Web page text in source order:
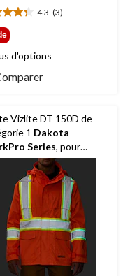
4.3 (3)
d'options
Vizlite DT 150D de
1 Dakota
Series, pour